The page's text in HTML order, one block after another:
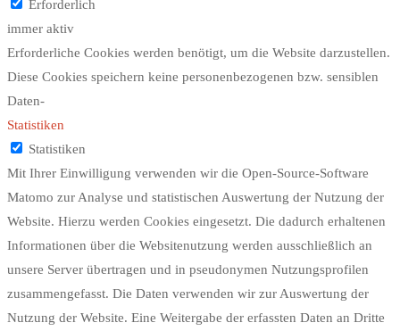
Erforderlich
immer aktiv
Erforderliche Cookies werden benötigt, um die Website darzustellen.
Diese Cookies speichern keine personenbezogenen bzw. sensiblen
Daten-
Statistiken
Statistiken
Mit Ihrer Einwilligung verwenden wir die Open-Source-Software
Matomo zur Analyse und statistischen Auswertung der Nutzung der
Website. Hierzu werden Cookies eingesetzt. Die dadurch erhaltenen
Informationen über die Websitenutzung werden ausschließlich an
unsere Server übertragen und in pseudonymen Nutzungsprofilen
zusammengefasst. Die Daten verwenden wir zur Auswertung der
Nutzung der Website. Eine Weitergabe der erfassten Daten an Dritte